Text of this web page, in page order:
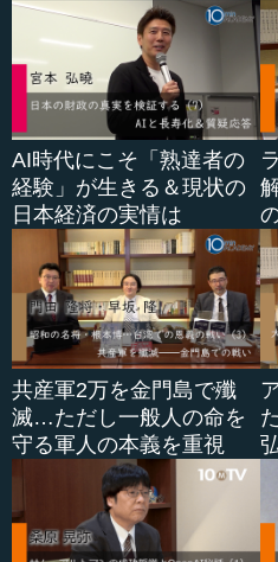
AI時代にこそ「熟達者の
経験」が生きる＆現状の
日本経済の実情は
共産軍2万を金門島で殲
滅…ただし一般人の命を
守る軍人の本義を重視